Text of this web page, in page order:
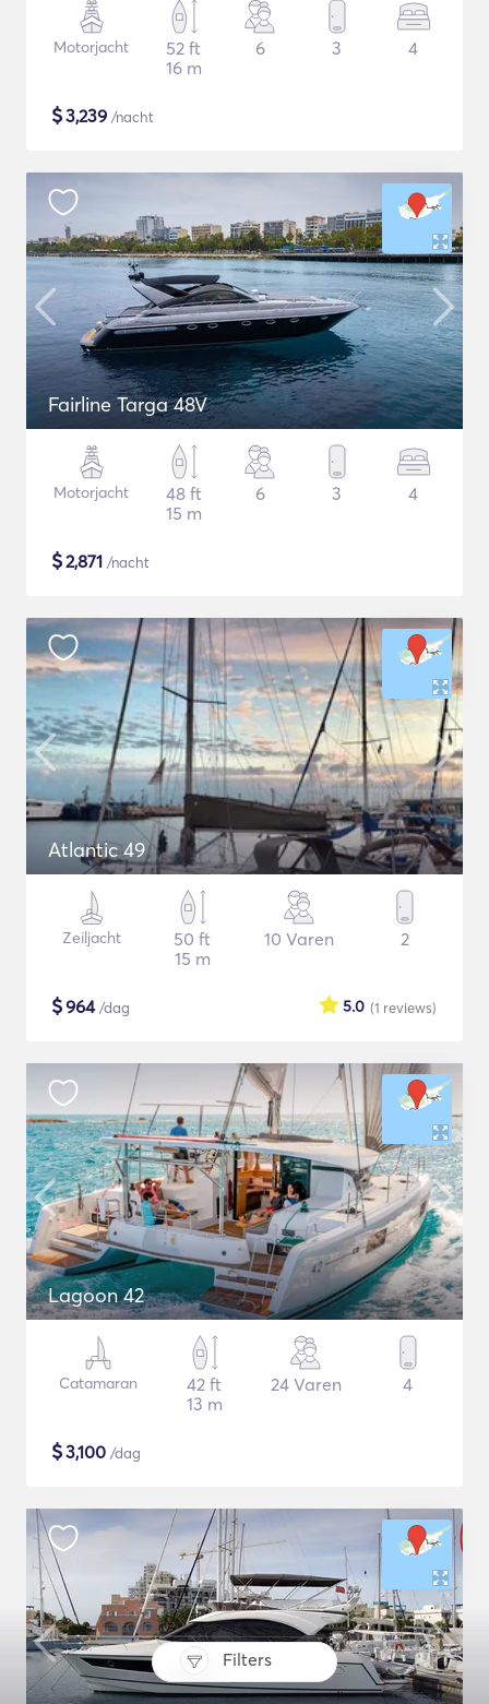
Filters
Motorjacht
52 ft
16 m
6 3 4
$3,239 /nacht
Fairline Targa 48V
Motorjacht
48 ft
15 m
6 3 4
$2,871 /nacht
Atlantic 49
Zeiljacht
50 ft
15 m
10 Varen 2
$964/dag (1 reviews)
5.0
Lagoon 42
Catamaran
42 ft
13 m
24 Varen 4
$3,100 /dag